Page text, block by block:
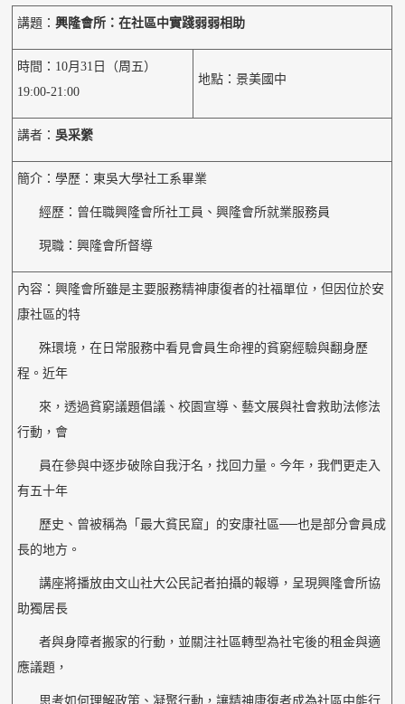
講題：興隆會所：在社區中實踐弱弱相助
時間：10月31日（周五）
19:00-21:00
地點：景美國中
講者：吳采縈
簡介：學歷：東吳大學社工系畢業
經歷：曾任職興隆會所社工員、興隆會所就業服務員
現職：興隆會所督導
內容：興隆會所雖是主要服務精神康復者的社福單位，但因位於安
康社區的特
殊環境，在日常服務中看見會員生命裡的貧窮經驗與翻身歷
程。近年
來，透過貧窮議題倡議、校園宣導、藝文展與社會救助法修法
行動，會
員在參與中逐步破除自我汙名，找回力量。今年，我們更走入
有五十年
歷史、曾被稱為「最大貧民窟」的安康社區──也是部分會員成
長的地方。
講座將播放由文山社大公民記者拍攝的報導，呈現興隆會所協
助獨居長
者與身障者搬家的行動，並關注社區轉型為社宅後的租金與適
應議題，
思考如何理解政策、凝聚行動，讓精神康復者成為社區中能行